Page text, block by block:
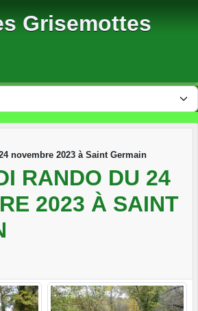
Grisemottes
novembre 2023 à Saint Germain
RANDO DU 24
2023 À SAINT
cookies